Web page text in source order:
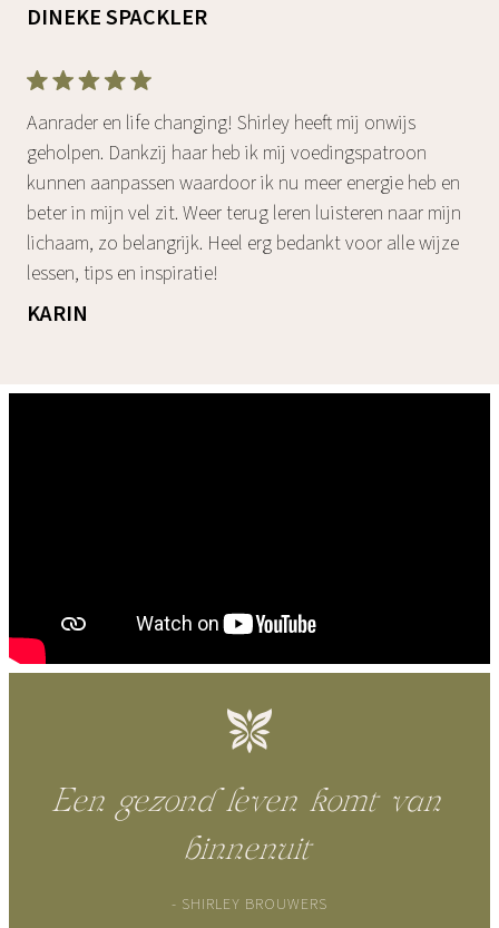
DINEKE SPACKLER
Aanrader en life changing! Shirley heeft mij onwijs
geholpen. Dankzij haar heb ik mij voedingspatroon
kunnen aanpassen waardoor ik nu meer energie heb en
beter in mijn vel zit. Weer terug leren luisteren naar mijn
lichaam, zo belangrijk. Heel erg bedankt voor alle wijze
lessen, tips en inspiratie!
KARIN
Een gezond leven komt van
binnenuit
- SHIRLEY BROUWERS